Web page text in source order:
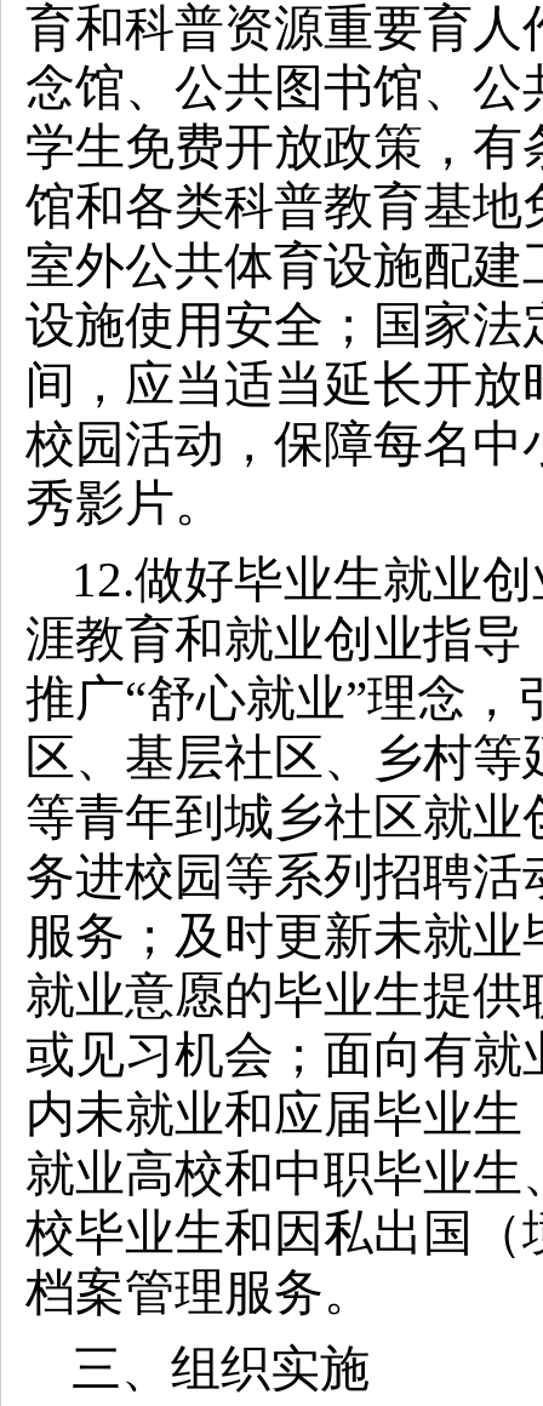
育和科普资源重要育
念馆、公共图书馆、
学生免费开放政策，
馆和各类科普教育基
室外公共体育设施配
设施使用安全；国家
间，应当适当延长开
校园活动，保障每名
秀影片。
12.做好毕业生就业
涯教育和就业创业指
推广“舒心就业”理念
区、基层社区、乡村
等青年到城乡社区就
务进校园等系列招聘
服务；及时更新未就
就业意愿的毕业生提
或见习机会；面向有
内未就业和应届毕业
就业高校和中职毕业
校毕业生和因私出国
档案管理服务。
三、组织实施